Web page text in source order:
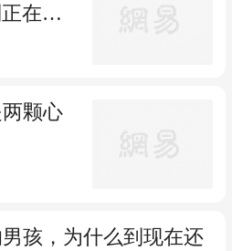
在伤
颗心
孩，为什么到现在还